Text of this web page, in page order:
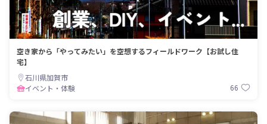
空き家から「やってみたい」を空想するフィールドワーク【お試し住
宅】
石川県加賀市
イベント・体験
66